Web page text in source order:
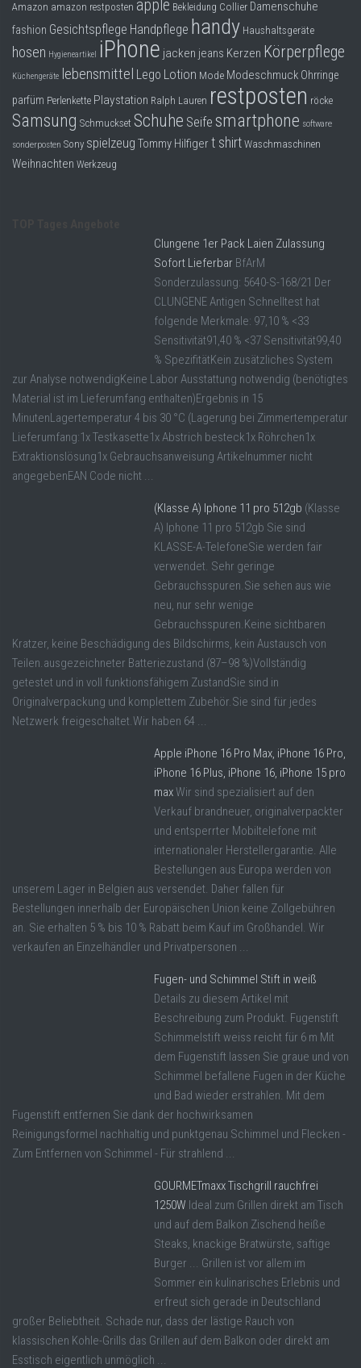
Dropshipping-Produkte
B2B Produkte
Grosshandel
Amazon
Aldi
Lidl
Kostenlos verkaufen
Amazon amazon restposten apple Bekleidung Collier Damenschuhe
fashion Gesichtspflege Handpflege handy Haushaltsgeräte
hosen Hygieneartikel iPhone jacken jeans Kerzen Körperpflege
Küchengeräte lebensmittel Lego Lotion Mode Modeschmuck Ohrringe
parfüm Perlenkette Playstation Ralph Lauren restposten röcke
Samsung Schmuckset Schuhe Seife smartphone software
sonderposten Sony spielzeug Tommy Hilfiger t shirt Waschmaschinen
Weihnachten Werkzeug
Clungene 1er Pack Laien Zulassung
Sofort Lieferbar BfArM
Sonderzulassung: 5640-S-168/21 Der
CLUNGENE Antigen Schnelltest hat
folgende Merkmale: 97,10 % <33
Sensitivität91,40 % <37 Sensitivität99,40
% SpezifitätKein zusätzliches System
zur Analyse notwendigKeine Labor Ausstattung notwendig (benötigtes
Material ist im Lieferumfang enthalten)Ergebnis in 15
MinutenLagertemperatur 4 bis 30 °C (Lagerung bei Zimmertemperatur
Lieferumfang:1x Testkasette1x Abstrich besteck1x Röhrchen1x
Extraktionslösung1x Gebrauchsanweisung Artikelnummer nicht
angegebenEAN Code nicht ...
(Klasse A) Iphone 11 pro 512gb (Klasse
A) Iphone 11 pro 512gb Sie sind
KLASSE-A-TelefoneSie werden fair
verwendet. Sehr geringe
Gebrauchsspuren.Sie sehen aus wie
neu, nur sehr wenige
Gebrauchsspuren.Keine sichtbaren
Kratzer, keine Beschädigung des Bildschirms, kein Austausch von
Teilen.ausgezeichneter Batteriezustand (87–98 %)Vollständig
getestet und in voll funktionsfähigem ZustandSie sind in
Originalverpackung und komplettem Zubehör.Sie sind für jedes
Netzwerk freigeschaltet.Wir haben 64 ...
Apple iPhone 16 Pro Max, iPhone 16 Pro,
iPhone 16 Plus, iPhone 16, iPhone 15 pro
maxWir sind spezialisiert auf den
Verkauf brandneuer, originalverpackter
und entsperrter Mobiltelefone mit
internationaler Herstellergarantie. Alle
Bestellungen aus Europa werden von
unserem Lager in Belgien aus versendet. Daher fallen für
Bestellungen innerhalb der Europäischen Union keine Zollgebühren
an. Sie erhalten 5 % bis 10 % Rabatt beim Kauf im Großhandel. Wir
verkaufen an Einzelhändler und Privatpersonen ...
Fugen- und Schimmel Stift in weiß
Details zu diesem Artikel mit
Beschreibung zum Produkt. Fugenstift
Schimmelstift weiss reicht für 6 m Mit
dem Fugenstift lassen Sie graue und von
Schimmel befallene Fugen in der Küche
und Bad wieder erstrahlen. Mit dem
Fugenstift entfernen Sie dank der hochwirksamen
Reinigungsformel nachhaltig und punktgenau Schimmel und Flecken -
Zum Entfernen von Schimmel - Für strahlend ...
GOURMETmaxx Tischgrill rauchfrei
1250W Ideal zum Grillen direkt am Tisch
und auf dem Balkon Zischend heiße
Steaks, knackige Bratwürste, saftige
Burger ... Grillen ist vor allem im
Sommer ein kulinarisches Erlebnis und
erfreut sich gerade in Deutschland
großer Beliebtheit. Schade nur, dass der lästige Rauch von
klassischen Kohle-Grills das Grillen auf dem Balkon oder direkt am
Esstisch eigentlich unmöglich ...